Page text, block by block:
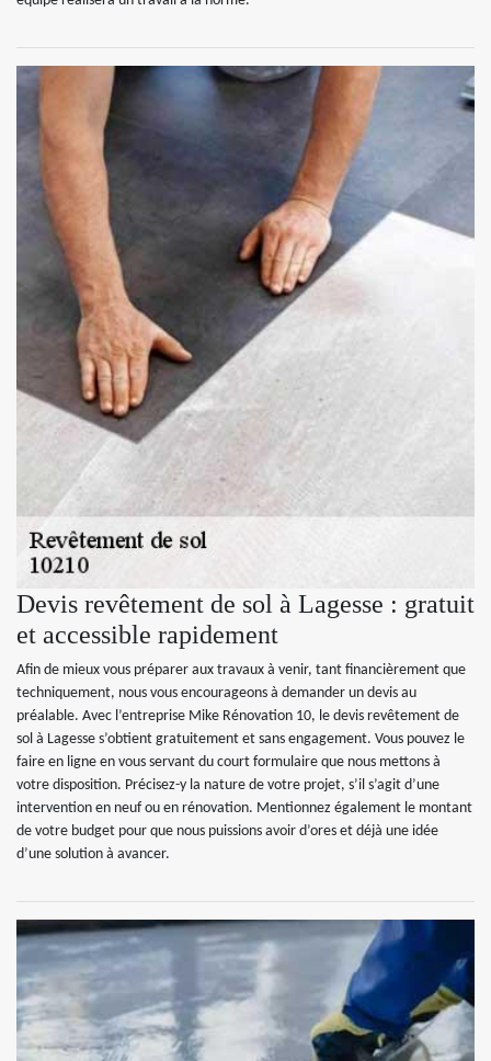
Devis revêtement de sol à Lagesse : gratuit
et accessible rapidement
Afin de mieux vous préparer aux travaux à venir, tant financièrement que
techniquement, nous vous encourageons à demander un devis au
préalable. Avec l’entreprise Mike Rénovation 10, le devis revêtement de
sol à Lagesse s’obtient gratuitement et sans engagement. Vous pouvez le
faire en ligne en vous servant du court formulaire que nous mettons à
votre disposition. Précisez-y la nature de votre projet, s’il s’agit d’une
intervention en neuf ou en rénovation. Mentionnez également le montant
de votre budget pour que nous puissions avoir d’ores et déjà une idée
d’une solution à avancer.